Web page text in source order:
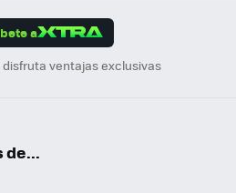
a
disfruta ventajas exclusivas
de...